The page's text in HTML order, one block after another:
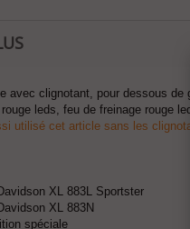
avec clignotant, pour dessous de
leds, feu de freinage rouge
utilisé cet article sans les
XL 883L Sportster
XL 883N
spéciale